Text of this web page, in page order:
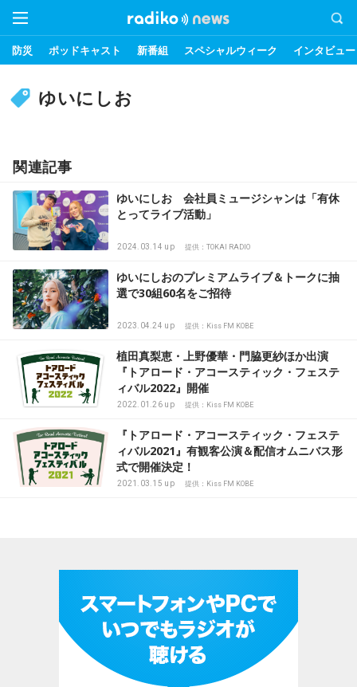
防災 ポッドキャスト 新番組 スペシャルウィーク インタビュー
ゆいにしお
関連記事
ゆいにしお 会社員ミュージシャンは「有休
とってライブ活動」
2024.03.14 up 提供：TOKAI RADIO
ゆいにしおのプレミアムライブ＆トークに抽
選で30組60名をご招待
2023.04.24 up 提供：Kiss FM KOBE
植田真梨恵・上野優華・門脇更紗ほか出演
『トアロード・アコースティック・フェステ
ィバル2022』開催
2022.01.26 up 提供：Kiss FM KOBE
『トアロード・アコースティック・フェステ
ィバル2021』有観客公演＆配信オムニバス形
式で開催決定！
2021.03.15 up 提供：Kiss FM KOBE